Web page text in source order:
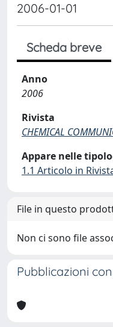
2006-01-01
Scheda breve
Anno
2006
Rivista
CHEMICAL
Appare nelle
1.1 Articolo in
File in questo
Non ci sono file
Pubblicazioni